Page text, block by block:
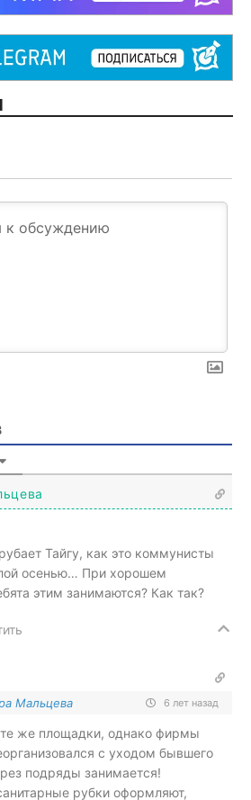
Тайгу, как это коммунисты
осенью… При хорошем
этим занимаются? Как так?
Мальцева 6 лет назад
же площадки, однако фирмы
с уходом бывшего
подряды занимается!
рубки оформляют,